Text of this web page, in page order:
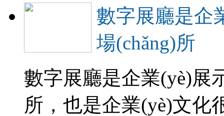
數字展廳是企
場(chǎng)所
數字展廳是企業(yè)展
所，也是企業(yè)文